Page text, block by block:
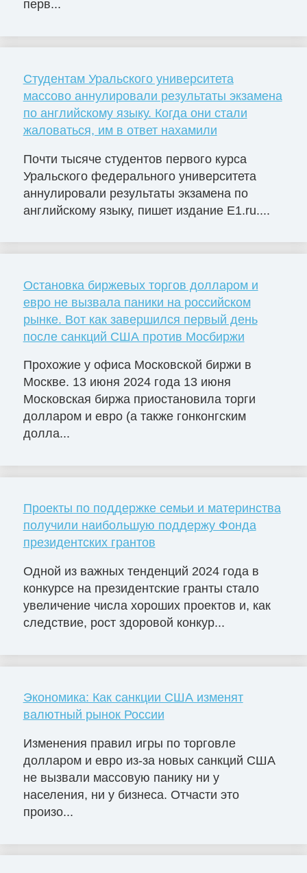
перв...
Студентам Уральского университета
массово аннулировали результаты экзамена
по английскому языку. Когда они стали
жаловаться, им в ответ нахамили
Почти тысяче студентов первого курса
Уральского федерального университета
аннулировали результаты экзамена по
английскому языку, пишет издание E1.ru....
Остановка биржевых торгов долларом и
евро не вызвала паники на российском
рынке. Вот как завершился первый день
после санкций США против Мосбиржи
Прохожие у офиса Московской биржи в
Москве. 13 июня 2024 года 13 июня
Московская биржа приостановила торги
долларом и евро (а также гонконгским
долла...
Проекты по поддержке семьи и материнства
получили наибольшую поддержу Фонда
президентских грантов
Одной из важных тенденций 2024 года в
конкурсе на президентские гранты стало
увеличение числа хороших проектов и, как
следствие, рост здоровой конкур...
Экономика: Как санкции США изменят
валютный рынок России
Изменения правил игры по торговле
долларом и евро из-за новых санкций США
не вызвали массовую панику ни у
населения, ни у бизнеса. Отчасти это
произо...